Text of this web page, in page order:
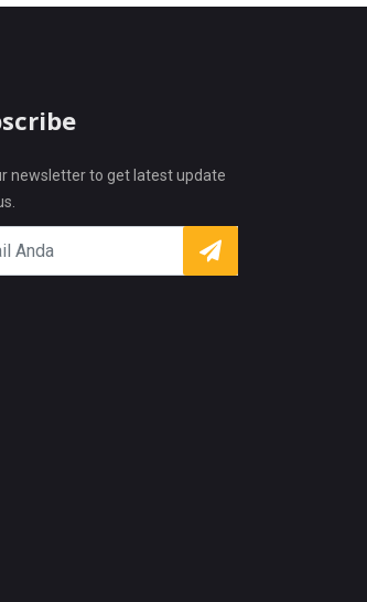
newsletter to get latest update